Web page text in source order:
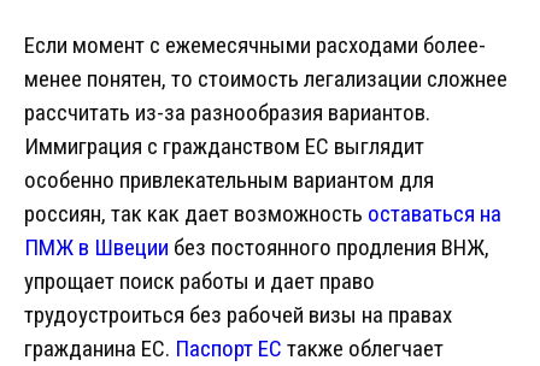
Если момент с ежемесячными расходами более-
менее понятен, то стоимость легализации сложнее
рассчитать из-за разнообразия вариантов.
Иммиграция с гражданством ЕС выглядит
особенно привлекательным вариантом для
россиян, так как дает возможность оставаться на
ПМЖ в Швеции без постоянного продления ВНЖ,
упрощает поиск работы и дает право
трудоустроиться без рабочей визы на правах
гражданина ЕС. Паспорт ЕС также облегчает